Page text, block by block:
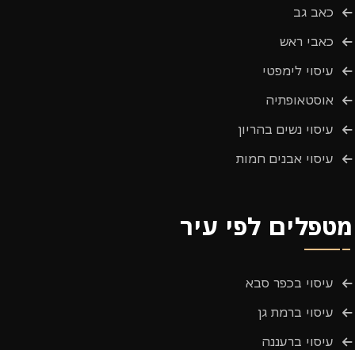
כאב גב
כאבי ראש
עיסוי לימפטי
אוסטאופתיה
עיסוי נשים בהריון
עיסוי אבנים חמות
מטפלים לפי עיר
עיסוי בכפר סבא
עיסוי ברמת גן
עיסוי ברעננה